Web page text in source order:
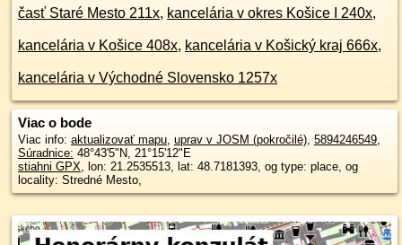
časť Staré Mesto 211x, kancelária v okres Košice I 240x,
kancelária v Košice 408x, kancelária v Košický kraj 666x,
kancelária v Východné Slovensko 1257x
Viac o bode
Viac info: aktualizovať mapu, uprav v JOSM (pokročilé), 5894246549,
Súradnice: 48°43'5"N, 21°15'12"E
stiahni GPX, lon: 21.2535513, lat: 48.7181393, og type: place, og
locality: Stredné Mesto,